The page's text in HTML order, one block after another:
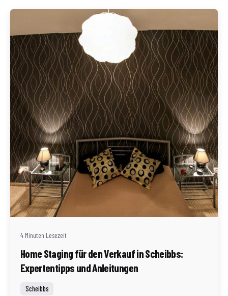
Geschrieben von
Redaktion Immofragen Scheibbs (AT)
4 Minuten Lesezeit
Home Staging für den Verkauf in Scheibbs:
Expertentipps und Anleitungen
Scheibbs